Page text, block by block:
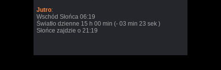
Jutro:
Wschód Słońca 06:19
Światło dzienne 15 h 00 min (- 03 min 23 sek )
Słońce zajdzie o 21:19